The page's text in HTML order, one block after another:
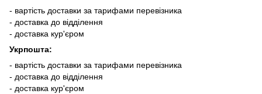
- вартість доставки за тарифами перевізника
- доставка до відділення
- доставка кур'єром
Укрпошта:
- вартість доставки за тарифами перевізника
- доставка до відділення
- доставка кур'єром